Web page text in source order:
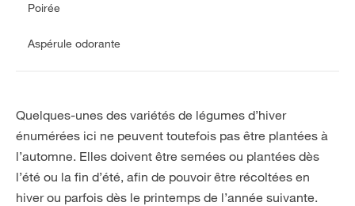
Poirée
Aspérule odorante
Quelques-unes des variétés de légumes d’hiver
énumérées ici ne peuvent toutefois pas être plantées à
l’automne. Elles doivent être semées ou plantées dès
l’été ou la fin d’été, afin de pouvoir être récoltées en
hiver ou parfois dès le printemps de l’année suivante.